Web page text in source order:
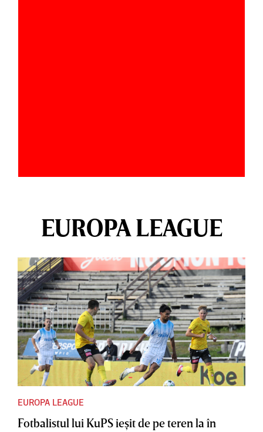
EUROPA LEAGUE
EUROPA LEAGUE
Fotbalistul lui KuPS ieşit de pe teren la în